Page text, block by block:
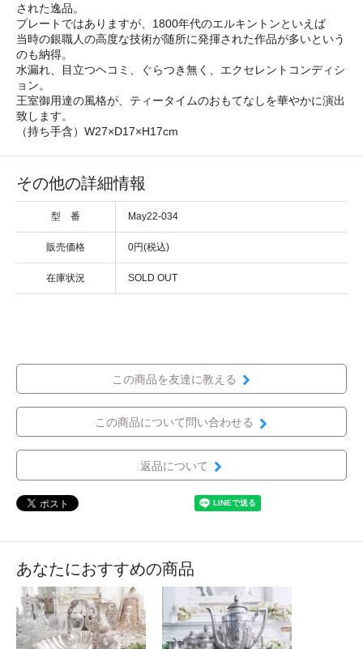
された逸品。
プレートではありますが、1800年代のエルキントンといえば
当時の銀職人の高度な技術が随所に発揮された作品が多いという
のも納得。
水漏れ、目立つヘコミ、ぐらつき無く、エクセレントコンディシ
ョン。
王室御用達の風格が、ティータイムのおもてなしを華やかに演出
致します。
（持ち手含）W27×D17×H17cm
その他の詳細情報
型 番 May22-034
販売価格 0円(税込)
在庫状況 SOLD OUT
この商品を友達に教える
この商品について問い合わせる
返品について
あなたにおすすめの商品